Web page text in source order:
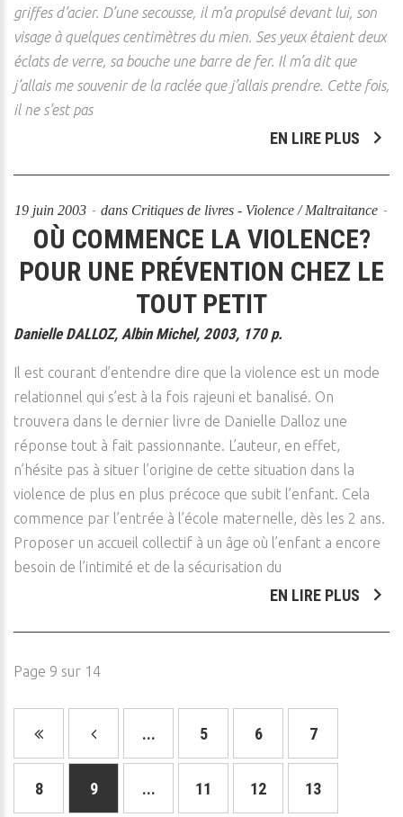
griffes d’acier. D’une secousse, il m’a propulsé devant lui, son
visage à quelques centimètres du mien. Ses yeux étaient deux
éclats de verre, sa bouche une barre de fer. Il m’a dit que
j’allais me souvenir de la raclée que j’allais prendre. Cette fois,
il ne s’est pas
EN LIRE PLUS
19 juin 2003 dans Critiques de livres - Violence / Maltraitance
OÙ COMMENCE LA VIOLENCE?
POUR UNE PRÉVENTION CHEZ LE
TOUT PETIT
Danielle DALLOZ, Albin Michel, 2003, 170 p.
Il est courant d’entendre dire que la violence est un mode
relationnel qui s’est à la fois rajeuni et banalisé. On
trouvera dans le dernier livre de Danielle Dalloz une
réponse tout à fait passionnante. L’auteur, en effet,
n’hésite pas à situer l’origine de cette situation dans la
violence de plus en plus précoce que subit l’enfant. Cela
commence par l’entrée à l’école maternelle, dès les 2 ans.
Proposer un accueil collectif à un âge où l’enfant a encore
besoin de l’intimité et de la sécurisation du
EN LIRE PLUS
Page 9 sur 14
... 5 6 7
8 9 ... 11 12 13